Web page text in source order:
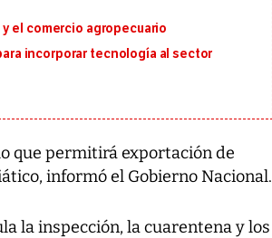
el comercio agropecuario
incorporar tecnología al sector
que permitirá exportación de
informó el Gobierno Nacional.
la inspección, la cuarentena y los